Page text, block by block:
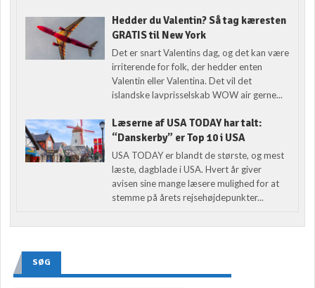
Hedder du Valentin? Så tag kæresten
GRATIS til New York
Det er snart Valentins dag, og det kan være
irriterende for folk, der hedder enten
Valentin eller Valentina. Det vil det
islandske lavprisselskab WOW air gerne...
Læserne af USA TODAY har talt:
“Danskerby” er Top 10 i USA
USA TODAY er blandt de største, og mest
læste, dagblade i USA. Hvert år giver
avisen sine mange læsere mulighed for at
stemme på årets rejsehøjdepunkter...
SØG